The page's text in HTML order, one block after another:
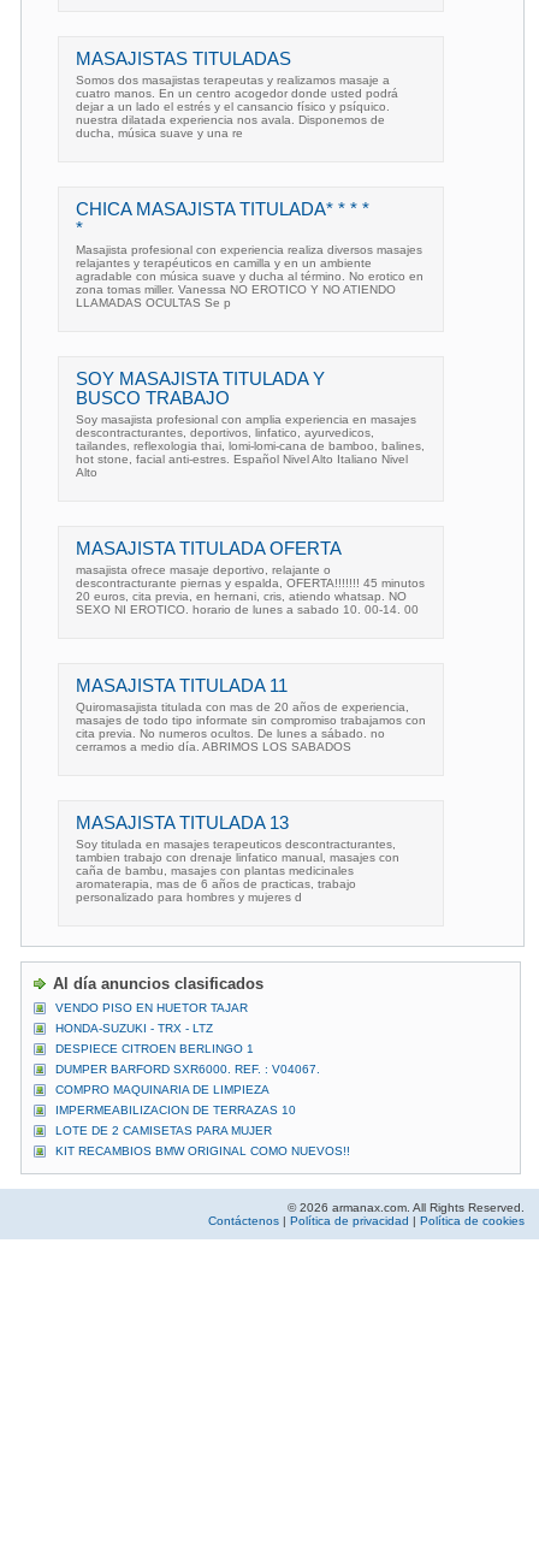
MASAJISTAS TITULADAS
Somos dos masajistas terapeutas y realizamos masaje a
cuatro manos. En un centro acogedor donde usted podrá
dejar a un lado el estrés y el cansancio físico y psíquico.
nuestra dilatada experiencia nos avala. Disponemos de
ducha, música suave y una re
CHICA MASAJISTA TITULADA* * * *
*
Masajista profesional con experiencia realiza diversos masajes
relajantes y terapéuticos en camilla y en un ambiente
agradable con música suave y ducha al término. No erotico en
zona tomas miller. Vanessa NO EROTICO Y NO ATIENDO
LLAMADAS OCULTAS Se p
SOY MASAJISTA TITULADA Y
BUSCO TRABAJO
Soy masajista profesional con amplia experiencia en masajes
descontracturantes, deportivos, linfatico, ayurvedicos,
tailandes, reflexologia thai, lomi-lomi-cana de bamboo, balines,
hot stone, facial anti-estres. Español Nivel Alto Italiano Nivel
Alto
MASAJISTA TITULADA OFERTA
masajista ofrece masaje deportivo, relajante o
descontracturante piernas y espalda, OFERTA!!!!!!! 45 minutos
20 euros, cita previa, en hernani, cris, atiendo whatsap. NO
SEXO NI EROTICO. horario de lunes a sabado 10. 00-14. 00
MASAJISTA TITULADA 11
Quiromasajista titulada con mas de 20 años de experiencia,
masajes de todo tipo informate sin compromiso trabajamos con
cita previa. No numeros ocultos. De lunes a sábado. no
cerramos a medio día. ABRIMOS LOS SABADOS
MASAJISTA TITULADA 13
Soy titulada en masajes terapeuticos descontracturantes,
tambien trabajo con drenaje linfatico manual, masajes con
caña de bambu, masajes con plantas medicinales
aromaterapia, mas de 6 años de practicas, trabajo
personalizado para hombres y mujeres d
Al día anuncios clasificados
VENDO PISO EN HUETOR TAJAR
HONDA-SUZUKI - TRX - LTZ
DESPIECE CITROEN BERLINGO 1
DUMPER BARFORD SXR6000. REF. : V04067.
COMPRO MAQUINARIA DE LIMPIEZA
IMPERMEABILIZACION DE TERRAZAS 10
LOTE DE 2 CAMISETAS PARA MUJER
KIT RECAMBIOS BMW ORIGINAL COMO NUEVOS!!
© 2026 armanax.com. All Rights Reserved.
Contáctenos | Política de privacidad | Política de cookies